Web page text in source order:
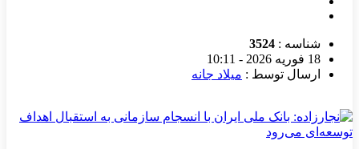
شناسه : 3524
18 فوریه 2026 - 10:11
ارسال توسط : میلاد جانه